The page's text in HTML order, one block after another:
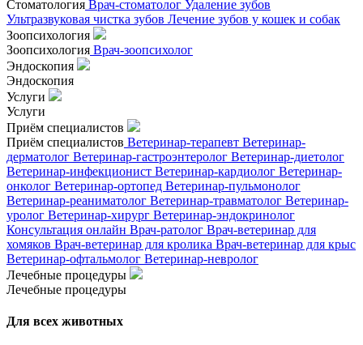
Стоматология Врач-стоматолог Удаление зубов
Ультразвуковая чистка зубов Лечение зубов у кошек и собак
Зоопсихология
Зоопсихология Врач-зоопсихолог
Эндоскопия
Эндоскопия
Услуги
Услуги
Приём специалистов
Приём специалистов Ветеринар-терапевт Ветеринар-
дерматолог Ветеринар-гастроэнтеролог Ветеринар-диетолог
Ветеринар-инфекционист Ветеринар-кардиолог Ветеринар-
онколог Ветеринар-ортопед Ветеринар-пульмонолог
Ветеринар-реаниматолог Ветеринар-травматолог Ветеринар-
уролог Ветеринар-хирург Ветеринар-эндокринолог
Консультация онлайн Врач-ратолог Врач-ветеринар для
хомяков Врач-ветеринар для кролика Врач-ветеринар для крыс
Ветеринар-офтальмолог Ветеринар-невролог
Лечебные процедуры
Лечебные процедуры
Для всех животных